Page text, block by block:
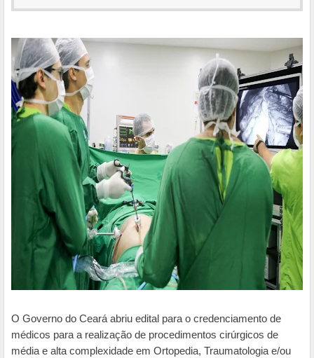
O Governo do Ceará abriu edital para o credenciamento de
médicos para a realização de procedimentos cirúrgicos de
média e alta complexidade em Ortopedia, Traumatologia e/ou